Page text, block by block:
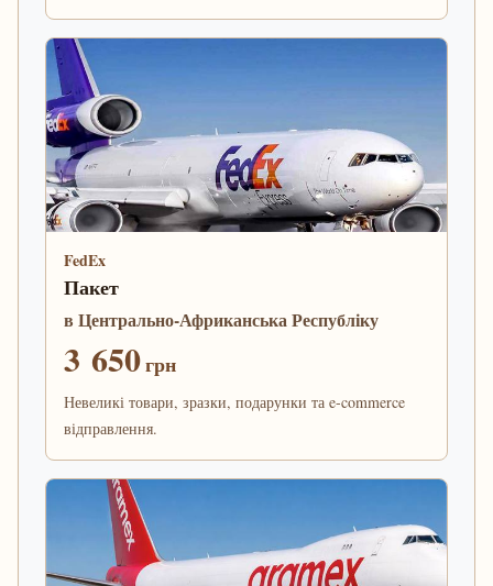
FedEx
Пакет
в Центрально-Африканська Республіку
3 650грн
Невеликі товари, зразки, подарунки та e-commerce
відправлення.